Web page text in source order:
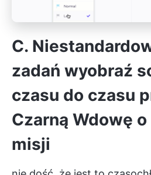
C.
zadań wyobraź
czasu do czasu
Czarną Wdowę
misji